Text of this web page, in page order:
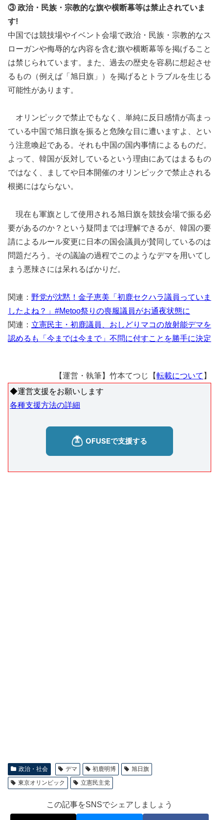
③ 政治・民族・宗教的な旗や横断幕等は禁止されていま
す!
中国では競技場やイベント会場で政治・民族・宗教的なス
ローガンや侮辱的な内容を含む旗や横断幕等を掲げること
は禁じられています。また、過去の歴史を容易に想起させ
るもの（例えば「旭日旗」）を掲げるとトラブルを生じる
可能性があります。
オリンピックで禁止でもなく、単純に反日感情が高まっ
ている中国で旭日旗を振ると危険な目に遭いますよ、とい
う注意喚起である。それも中国の国内事情によるものだ。
よって、韓国が反対しているという理由にあてはまるもの
ではなく、ましてや日本開催のオリンピックで禁止される
根拠にはならない。
現在も軍旗として使用される旭日旗を競技会場で振る必
要があるのか？という疑問までは理解できるが、韓国の要
請によるルール変更に日本の国会議員が賛同しているのは
問題だろう。その議論の過程でこのようなデマを用いてし
まう悪辣さには呆れるばかりだ。
関連： 野党が沈黙！金子恵美「初鹿セクハラ議員っていま
したよね？」#Metoo祭りの喪服議員がお通夜状態に
関連： 立憲民主・初鹿議員、おしどりマコの放射能デマを
認めるも「今までは今まで」不問に付すことを勝手に決定
【運営・執筆】竹本てつじ【転載について 】
◆運営支援をお願いします
各種支援方法の詳細
政治・社会 デマ 初鹿明博
旭日旗
東京オリンピック
立憲民主党
この記事をSNSでシェアしましょう